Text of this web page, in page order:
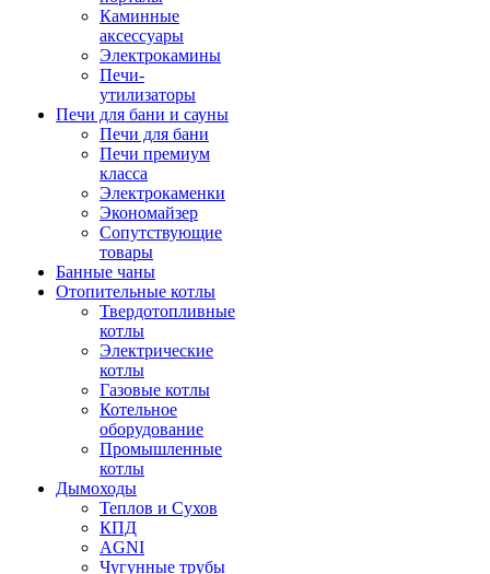
Каминные
аксессуары
Электрокамины
Печи-
утилизаторы
Печи для бани и сауны
Печи для бани
Печи премиум
класса
Электрокаменки
Экономайзер
Сопутствующие
товары
Банные чаны
Отопительные котлы
Твердотопливные
котлы
Электрические
котлы
Газовые котлы
Котельное
оборудование
Промышленные
котлы
Дымоходы
Теплов и Сухов
КПД
AGNI
Чугунные трубы